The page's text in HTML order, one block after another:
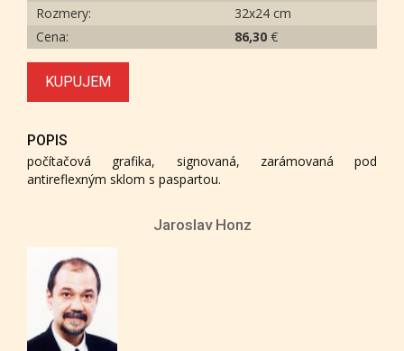
Rozmery:
32x24 cm
Cena:
86,30 €
KUPUJEM
POPIS
počítačová grafika, signovaná, zarámovaná pod
antireflexným sklom s paspartou.
Jaroslav Honz